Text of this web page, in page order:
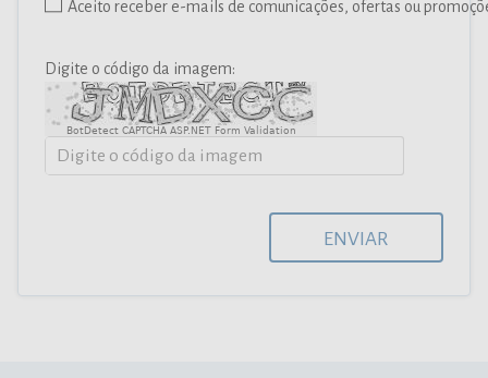
Aceito receber e-mails de comunicações, ofertas ou
Digite o código da imagem:
BotDetect CAPTCHA ASP.NET Form Validation
ENVIAR